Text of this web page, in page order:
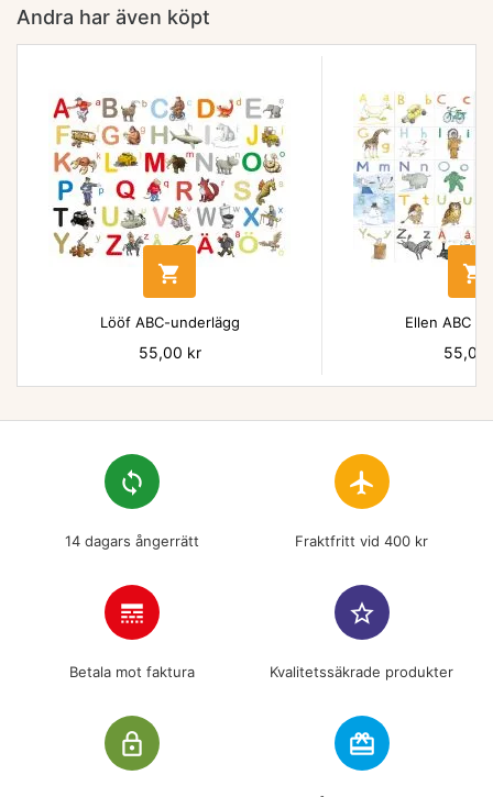
Andra har även köpt

Lööf ABC-underlägg
Pris
55,00 kr

Ellen ABC
Pris
55,00
loop
14 dagars ångerrätt
flight
Fraktfritt vid 400 kr
line_style
Betala mot faktura
star_border
Kvalitetssäkrade produkter
lock_outline redeem